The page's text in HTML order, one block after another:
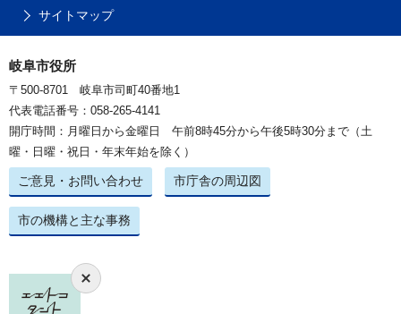
サイトマップ
岐阜市役所
〒500-8701 岐阜市司町40番地1
代表電話番号：058-265-4141
開庁時間：月曜日から金曜日 午前8時45分から午後5時30分まで（土
曜・日曜・祝日・年末年始を除く）
ご意見・お問い合わせ 市庁舎の周辺図
市の機構と主な事務